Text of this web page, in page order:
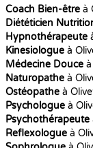
Coach Bien-être à
Diététicien
Hypnothérapeute
Kinesiologue à
Médecine Douce
Naturopathe à
Ostéopathe à
Psychologue à
Psychothérapeute
Reflexologue à